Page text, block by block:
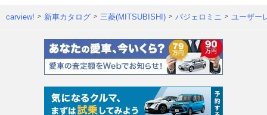
carview! 新車カタログ 三菱(MITSUBISHI) パジェロミニ ユーザー